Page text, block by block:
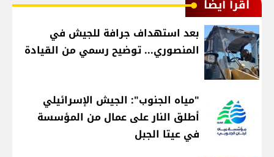
اقرأ أيضا
بعد استهداف جرافة للجيش في
المنصوري... توضيح رسمي من القيادة
"مياه الجنوب": الجيش الإسرائيلي
أطلق النار على عمال من المؤسسة
في عيتا الجبل